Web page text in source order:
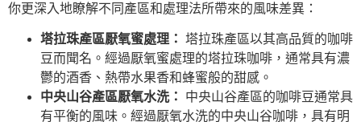
你更深入地瞭解不同產區和處理法所帶來的風味差異：
塔拉珠產區厭氧蜜處理： 塔拉珠產區以其高品質的咖啡
豆而聞名。經過厭氧蜜處理的塔拉珠咖啡，通常具有濃
鬱的酒香、熱帶水果香和蜂蜜般的甜感。
中央山谷產區厭氧水洗：
中央山谷產區的咖啡豆通常具
有平衡的風味。經過厭氧水洗的中央山谷咖啡，具有明